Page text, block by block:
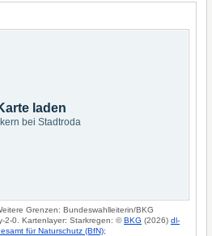
laden
bei Stadtroda
Grenzen: Bundeswahlleiterin/BKG
2-0. Kartenlayer: Starkregen: ©BKG (2026) dl-
für Naturschutz (BfN);